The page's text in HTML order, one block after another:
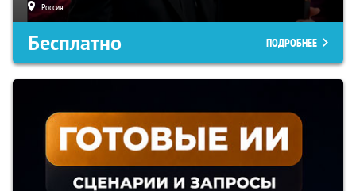
Россия
Бесплатно ПОДРОБНЕЕ